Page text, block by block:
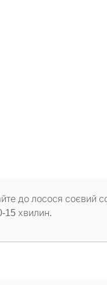
до лосося соєвий
15 хвилин.